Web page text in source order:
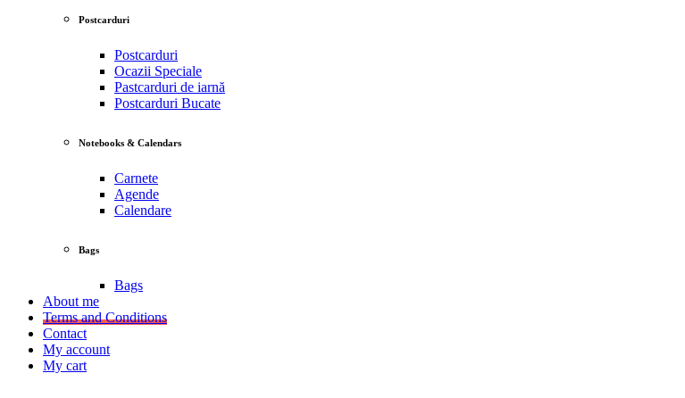
Postcarduri
Postcarduri
Ocazii Speciale
Pastcarduri de iarnă
Postcarduri Bucate
Notebooks & Calendars
Carnete
Agende
Calendare
Bags
Bags
About me
Terms and Conditions
Contact
My account
My cart